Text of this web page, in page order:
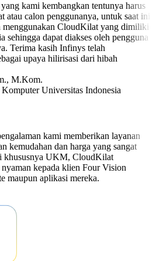
kami kembangkan tentunya harus
atau calon penggunanya, untuk saat ini
menggunakan CloudKilat yang dimiliki
sehingga dapat diakses oleh pengguna
Terima kasih Infinys telah
upaya hilirisasi dari hibah
M.Kom.
Universitas Indonesia
kami memberikan layanan
kemudahan dan harga yang sangat
khususnya UKM, CloudKilat
nyaman kepada klien Four Vision
maupun aplikasi mereka.